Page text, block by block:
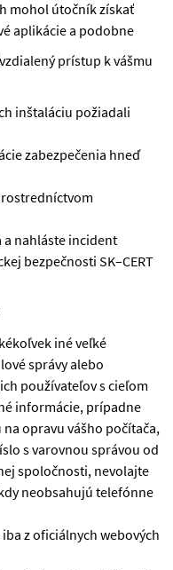
mohol útočník získať
aplikácie a podobne
prístup k vášmu
inštaláciu požiadali
zabezpečenia hneď
a nahláste incident
bezpečnosti SK–CERT
iné veľké
správy alebo
používateľov s cieľom
informácie, prípadne
opravu vášho počítača,
s varovnou správou od
spoločnosti, nevolajte
neobsahujú telefónne
z oficiálnych webových